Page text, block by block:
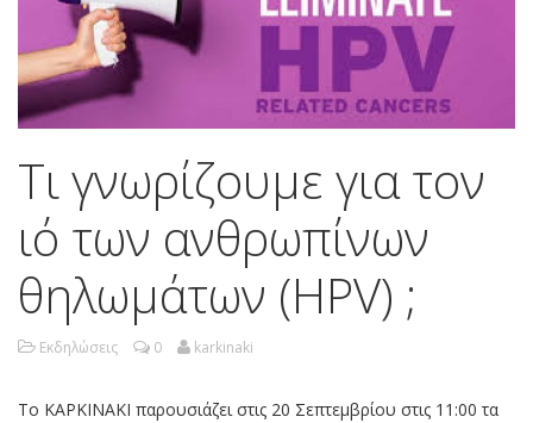
Τι γνωρίζουμε για τον
ιό των ανθρωπίνων
θηλωμάτων (HPV) ;
Εκδηλώσεις 0 karkinaki
Το ΚΑΡΚΙΝΑΚΙ παρουσιάζει στις 20 Σεπτεμβρίου στις 11:00 τα